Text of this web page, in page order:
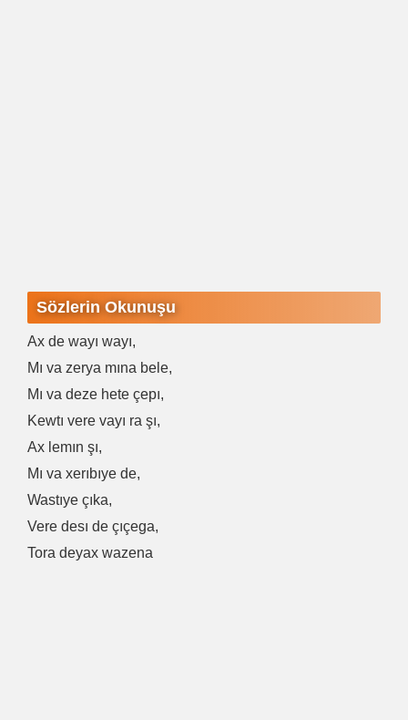
Sözlerin Okunuşu
Ax de wayı wayı,
Mı va zerya mına bele,
Mı va deze hete çepı,
Kewtı vere vayı ra şı,
Ax lemın şı,
Mı va xerıbıye de,
Wastıye çıka,
Vere desı de çıçega,
Tora deyax wazena